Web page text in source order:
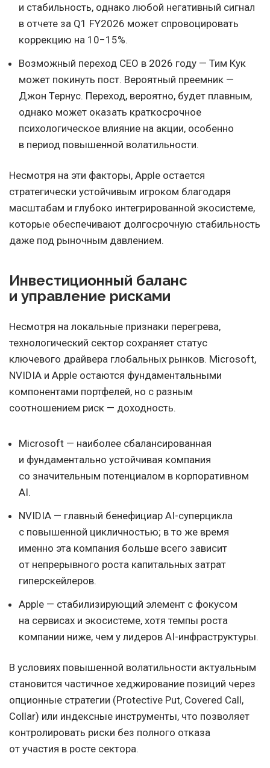
и стабильность, однако любой негативный сигнал
в отчете за Q1 FY2026 может спровоцировать
коррекцию на 10−15%.
Возможный переход CEO в 2026 году — Тим Кук
может покинуть пост. Вероятный преемник —
Джон Тернус. Переход, вероятно, будет плавным,
однако может оказать краткосрочное
психологическое влияние на акции, особенно
в период повышенной волатильности.
Несмотря на эти факторы, Apple остается
стратегически устойчивым игроком благодаря
масштабам и глубоко интегрированной экосистеме,
которые обеспечивают долгосрочную стабильность
даже под рыночным давлением.
Инвестиционный баланс
и управление рисками
Несмотря на локальные признаки перегрева,
технологический сектор сохраняет статус
ключевого драйвера глобальных рынков. Microsoft,
NVIDIA и Apple остаются фундаментальными
компонентами портфелей, но с разным
соотношением риск — доходность.
Microsoft — наиболее сбалансированная
и фундаментально устойчивая компания
со значительным потенциалом в корпоративном
AI.
NVIDIA — главный бенефициар AI-суперцикла
с повышенной цикличностью; в то же время
именно эта компания больше всего зависит
от непрерывного роста капитальных затрат
гиперскейлеров.
Apple — стабилизирующий элемент с фокусом
на сервисах и экосистеме, хотя темпы роста
компании ниже, чем у лидеров AI-инфраструктуры.
В условиях повышенной волатильности актуальным
становится частичное хеджирование позиций через
опционные стратегии (Protective Put, Covered Call,
Collar) или индексные инструменты, что позволяет
контролировать риски без полного отказа
от участия в росте сектора.